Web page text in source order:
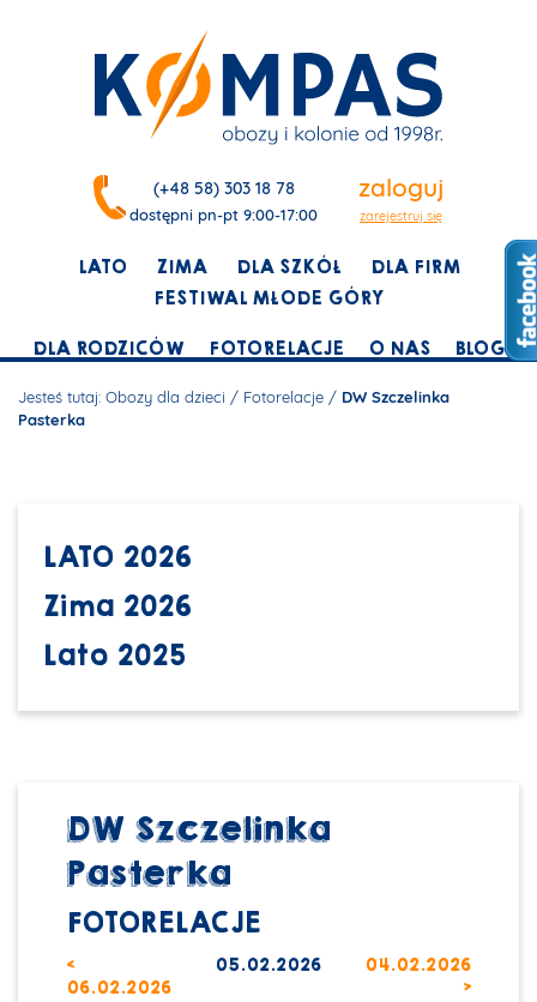
(+48 58) 303 18 78
dostępni pn-pt 9:00-17:00
zaloguj
zarejestruj się
LATO ZIMA DLA SZKÓŁ
DLA FIRM
FESTIWAL MŁODE GÓRY
DLA RODZICÓW
FOTORELACJE O NAS BLOG
Jesteś tutaj: Obozy dla dzieci / Fotorelacje / DW Szczelinka
Pasterka
DW Szczelinka
Pasterka
FOTORELACJE
<
06.02.2026
05.02.2026
04.02.2026
>
LATO 2026
Zima 2026
Lato 2025